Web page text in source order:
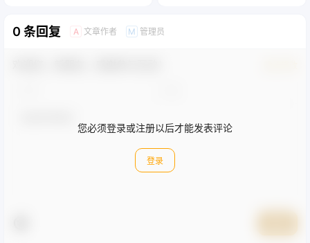
0 条回复 A 文章作者 M 管理员
您必须登录或注册以后才能发表评论
登录